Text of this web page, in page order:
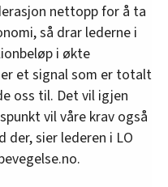
nettopp for å ta
så drar lederne i
i økte
et signal som er totalt
oss til. Det vil igjen
vil våre krav også
sier lederen i LO